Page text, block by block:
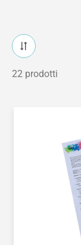
22 prodotti